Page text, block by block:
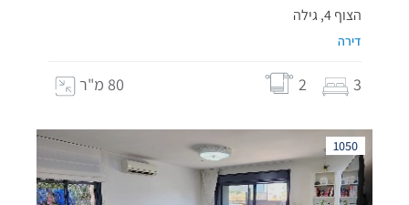
הצוף 4, גילה
דירה
3
2 80 מ"ר
1050